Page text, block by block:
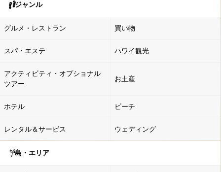
ジャンル
グルメ・レストラン 買い物
スパ・エステ ハワイ観光
アクティビティ・オプショナル
ツアー
お土産
ホテル ビーチ
レンタル＆サービス ウェディング
島・エリア